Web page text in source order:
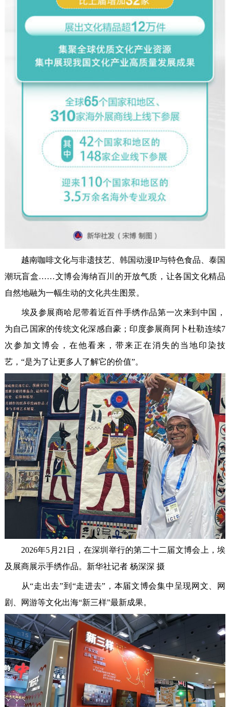
越南咖啡文化与非遗技艺、韩国动漫IP与特色食品、泰国
潮玩盲盒……文博会海纳百川的开放气质，让各国文化精品
自然地融为一幅生动的文化共生图景。
埃及参展商哈尼带着近百件手绣作品第一次来到中国，
为自己国家的传统文化深感自豪；印度参展商阿卜杜勒连续7
次参加文博会，在他看来，带来正在消失的当地印染技
艺，“是为了让更多人了解它的价值”。
2026年5月21日，在深圳举行的第二十二届文博会上，埃
及展商展示手绣作品。新华社记者 杨深深 摄
从“走出去”到“走进去”，本届文博会集中呈现网文、网
剧、网游等文化出海“新三样”最新成果。